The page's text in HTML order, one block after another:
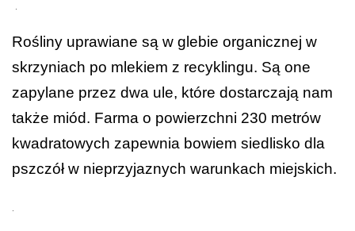
Rośliny uprawiane są w glebie organicznej w
skrzyniach po mlekiem z recyklingu. Są one
zapylane przez dwa ule, które dostarczają nam
także miód. Farma o powierzchni 230 metrów
kwadratowych zapewnia bowiem siedlisko dla
pszczół w nieprzyjaznych warunkach miejskich.